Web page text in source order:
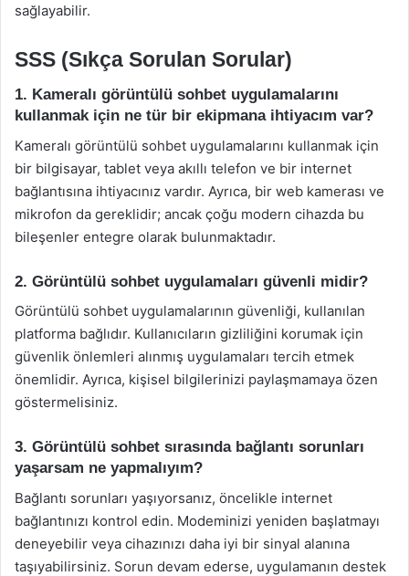
sağlayabilir.
SSS (Sıkça Sorulan Sorular)
1. Kameralı görüntülü sohbet uygulamalarını
kullanmak için ne tür bir ekipmana ihtiyacım var?
Kameralı görüntülü sohbet uygulamalarını kullanmak için
bir bilgisayar, tablet veya akıllı telefon ve bir internet
bağlantısına ihtiyacınız vardır. Ayrıca, bir web kamerası ve
mikrofon da gereklidir; ancak çoğu modern cihazda bu
bileşenler entegre olarak bulunmaktadır.
2. Görüntülü sohbet uygulamaları güvenli midir?
Görüntülü sohbet uygulamalarının güvenliği, kullanılan
platforma bağlıdır. Kullanıcıların gizliliğini korumak için
güvenlik önlemleri alınmış uygulamaları tercih etmek
önemlidir. Ayrıca, kişisel bilgilerinizi paylaşmamaya özen
göstermelisiniz.
3. Görüntülü sohbet sırasında bağlantı sorunları
yaşarsam ne yapmalıyım?
Bağlantı sorunları yaşıyorsanız, öncelikle internet
bağlantınızı kontrol edin. Modeminizi yeniden başlatmayı
deneyebilir veya cihazınızı daha iyi bir sinyal alanına
taşıyabilirsiniz. Sorun devam ederse, uygulamanın destek